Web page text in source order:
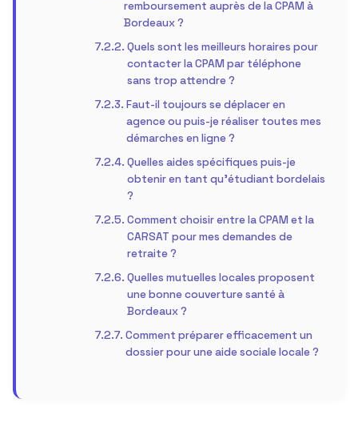
remboursement auprès de la CPAM à
Bordeaux ?
Quels sont les meilleurs horaires pour
contacter la CPAM par téléphone
sans trop attendre ?
Faut-il toujours se déplacer en
agence ou puis-je réaliser toutes mes
démarches en ligne ?
Quelles aides spécifiques puis-je
obtenir en tant qu’étudiant bordelais
?
Comment choisir entre la CPAM et la
CARSAT pour mes demandes de
retraite ?
Quelles mutuelles locales proposent
une bonne couverture santé à
Bordeaux ?
Comment préparer efficacement un
dossier pour une aide sociale locale ?